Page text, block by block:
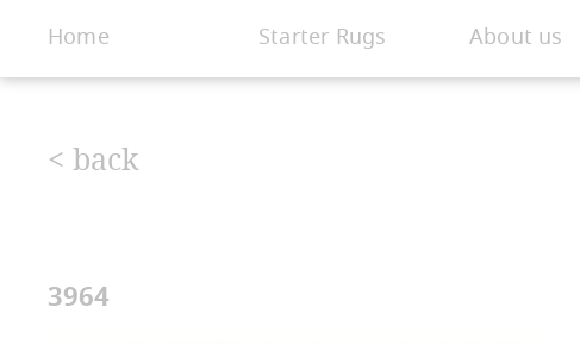
Home Starter Rugs About us
< back
3964